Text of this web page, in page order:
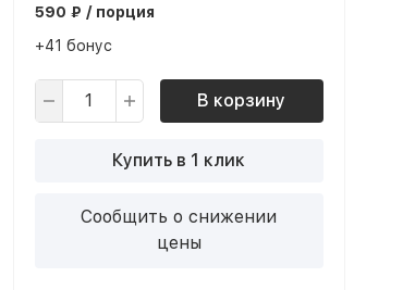
590 ₽ / порция
+41 бонус
В корзину
Купить в 1 клик
Сообщить о снижении
цены